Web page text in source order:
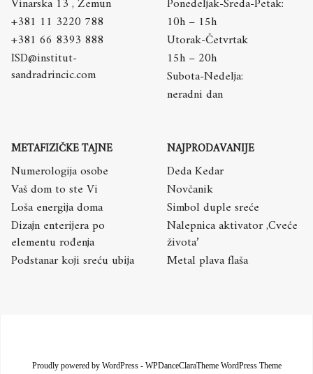
Vinarska 13 , Zemun
+381 11 3220 788
+381 66 8393 888
ISD@institut-
sandradrincic.com
Ponedeljak-Sreda-Petak:
10h – 15h
Utorak-Četvrtak
15h – 20h
Subota-Nedelja:
neradni dan
METAFIZIČKE TAJNE
Numerologija osobe
Vaš dom to ste Vi
Loša energija doma
Dizajn enterijera po
elementu rođenja
Podstanar koji sreću ubija
NAJPRODAVANIJE
Deda Kedar
Novčanik
Simbol duple sreće
Nalepnica aktivator ,Cveće
života’
Metal plava flaša
Proudly powered by WordPress- WPDanceClaraTheme WordPress Theme